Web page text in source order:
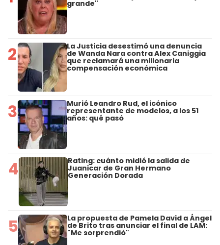
grande"
2 La Justicia desestimó una denuncia
de Wanda Nara contra Alex Caniggia
que reclamará una millonaria
compensación económica
3 Murió Leandro Rud, el icónico
representante de modelos, a los 51
años: qué pasó
4 Rating: cuánto midió la salida de
Juanicar de Gran Hermano
Generación Dorada
5 La propuesta de Pamela David a Ángel
de Brito tras anunciar el final de LAM:
"Me sorprendió"